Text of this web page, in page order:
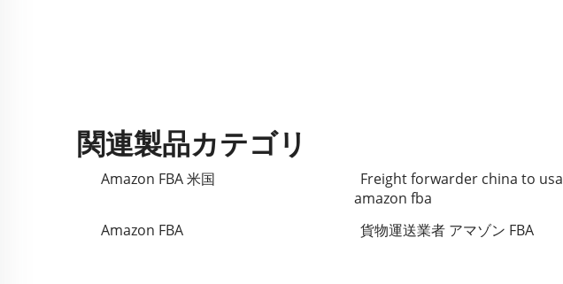
関連製品カテゴリ
Amazon FBA 米国
Freight forwarder china to usa
amazon fba
Amazon FBA
貨物運送業者 アマゾン FBA